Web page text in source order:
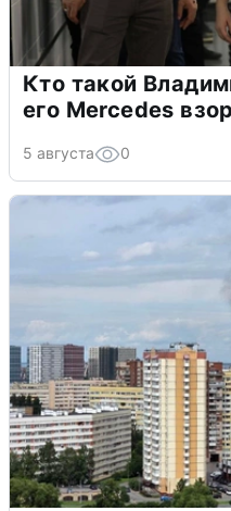
Кто такой
его Mercedes
5 августа 0